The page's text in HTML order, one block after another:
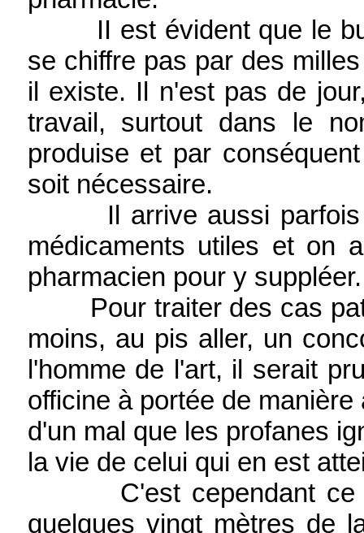
II est évident que le
se chiffre pas par des
il existe. Il n'est pas de
travail, surtout dans le
produise et par
soit nécessaire.
Il arrive aussi parfois
médicaments utiles et on
pharmacien pour y suppléer.
Pour traiter des cas
moins, au pis aller, un
l'homme de l'art, il serait
officine à portée de
d'un mal que les profanes
la vie de celui qui en est
C'est cependant ce
quelques vingt mètres de